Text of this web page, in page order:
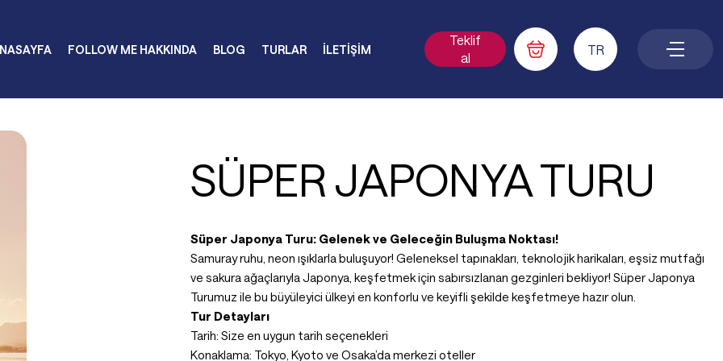
FOLLOW ME HAKKINDA BLOG TURLAR İLETİŞİM
Teklif
al
TR
SÜPER JAPONYA TURU
Süper Japonya Turu: Gelenek ve Geleceğin Buluşma Noktası!
Samuray ruhu, neon ışıklarla buluşuyor! Geleneksel tapınakları, teknolojik harikaları, eşsiz mutfağı
ve sakura ağaçlarıyla Japonya, keşfetmek için sabırsızlanan gezginleri bekliyor! Süper Japonya
Turumuz ile bu büyüleyici ülkeyi en konforlu ve keyifli şekilde keşfetmeye hazır olun.
Tur Detayları
Tarih: Size en uygun tarih seçenekleri
Konaklama: Tokyo, Kyoto ve Osaka’da merkezi oteller